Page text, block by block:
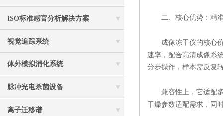
ISO标准感官分析解决方案
视觉追踪系统
体外模拟消化系统
脉冲光电杀菌设备
离子迁移谱
二、核心优势：精准
成像冻干仪的核心价
速率，配合高清成像系
分步操作，样本需反复
兼容性上，它适配多
干燥参数适配需求，同